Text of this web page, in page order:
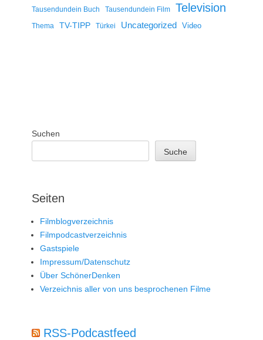
Tausendundein Buch Tausendundein Film Television
Thema TV-TIPP Türkei Uncategorized Video
Suchen
Suche
Seiten
Filmblogverzeichnis
Filmpodcastverzeichnis
Gastspiele
Impressum/Datenschutz
Über SchönerDenken
Verzeichnis aller von uns besprochenen Filme
RSS-Podcastfeed